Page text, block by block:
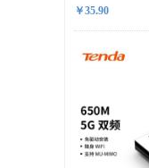
￥35.90